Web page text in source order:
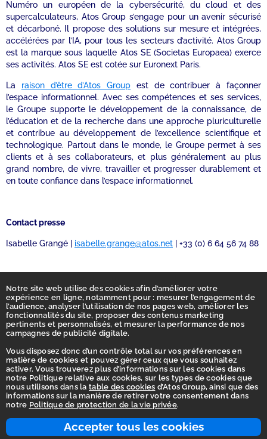
Accepter tous les cookies
Notre site web utilise des cookies afin d’améliorer votre
expérience en ligne, notamment pour : mesurer l’engagement de
l’audience, analyser l’utilisation de nos pages web, améliorer les
fonctionnalités du site, proposer des contenus marketing
pertinents et personnalisés, et mesurer la performance de nos
campagnes de publicité digitale.
Vous disposez donc d’un contrôle total sur vos préférences en
matière de cookies et pouvez gérer ceux que vous souhaitez
activer. Vous trouverez plus d’informations sur les cookies dans
notre Politique relative aux cookies, sur les types de cookies que
nous utilisons dans la table des cookies d’Atos Group, ainsi que des
informations sur la manière de retirer votre consentement dans
notre Politique de protection de la vie privée.
Numéro un européen de la cybersécurité, du cloud et des
supercalculateurs, Atos Group s’engage pour un avenir sécurisé
et décarboné. Il propose des solutions sur mesure et intégrées,
accélérées par l’IA, pour tous les secteurs d’activité. Atos Group
est la marque sous laquelle Atos SE (Societas Europaea) exerce
ses activités. Atos SE est cotée sur Euronext Paris.
La raison d’être d’Atos Group est de contribuer à façonner
l’espace informationnel. Avec ses compétences et ses services,
le Groupe supporte le développement de la connaissance, de
l’éducation et de la recherche dans une approche pluriculturelle
et contribue au développement de l’excellence scientifique et
technologique. Partout dans le monde, le Groupe permet à ses
clients et à ses collaborateurs, et plus généralement au plus
grand nombre, de vivre, travailler et progresser durablement et
en toute confiance dans l’espace informationnel.
Contact presse
Isabelle Grangé | isabelle.grange@atos.net | +33 (0) 6 64 56 74 88
Accueil
Déclaration d’accessibilité
Vie privée
Ligne d'intégrité